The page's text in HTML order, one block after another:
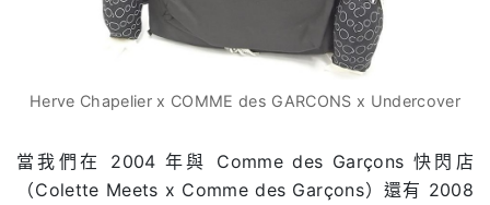
Herve Chapelier x COMME des GARCONS x Undercover
當我們在 2004 年與 Comme des Garçons 快閃店
（Colette Meets x Comme des Garçons）還有 2008